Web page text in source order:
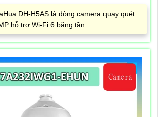
DH-H5AS là dòng camera quay quét
hỗ trợ Wi-Fi 6 băng tần